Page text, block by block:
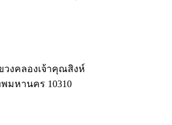
วงคลองเจ้าคุณสิงห์
พมหานคร 10310